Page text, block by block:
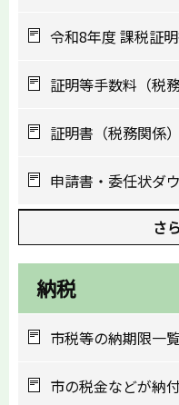
令和8年度 課税証
証明等手数料（税
証明書（税務関係
申請書・委任状ダ
さ
納税
市税等の納期限一
市の税金などが納